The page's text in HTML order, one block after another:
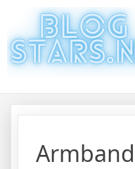
Doorgaan
inhoud
Laatste
Van
Blogger Nieuws, Tips,